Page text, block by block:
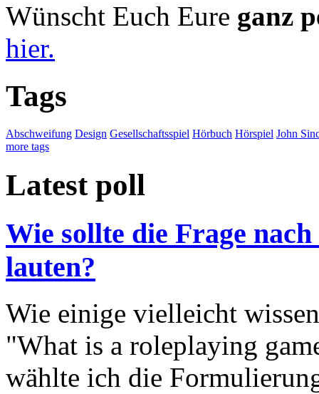
Wünscht Euch Eure ganz
hier.
Tags
Abschweifung Design Gesellschaftsspiel Hörbuch Hörspiel John
more tags
Latest poll
Wie sollte die Frage
lauten?
Wie einige vielleicht
"What is a roleplaying
wählte ich die